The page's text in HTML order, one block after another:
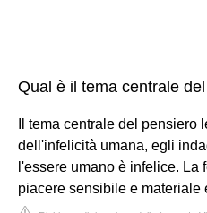
Qual è il tema centrale
Il tema centrale del
dell'infelicità umana, egli
l'essere umano è infelice. La
piacere sensibile e materiale